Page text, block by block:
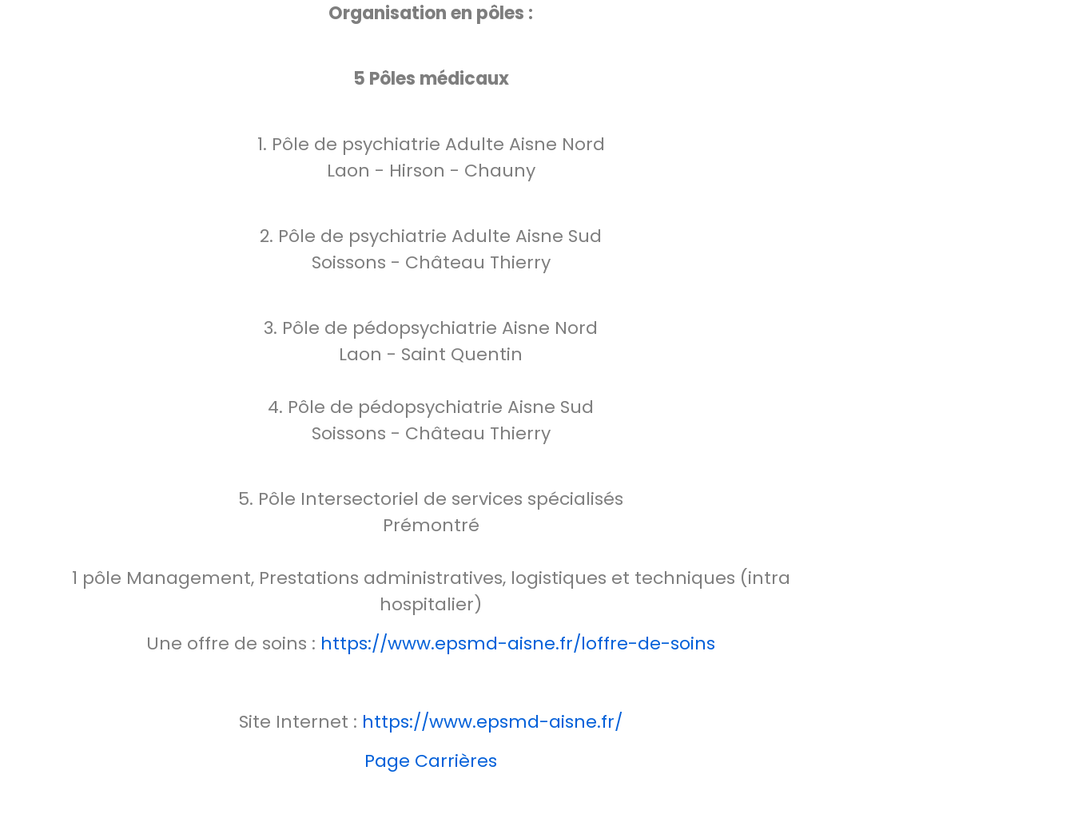
Organisation en pôles :
5 Pôles médicaux
1. Pôle de psychiatrie Adulte Aisne Nord
Laon - Hirson - Chauny
2. Pôle de psychiatrie Adulte Aisne Sud
Soissons - Château Thierry
3. Pôle de pédopsychiatrie Aisne Nord
Laon - Saint Quentin
4. Pôle de pédopsychiatrie Aisne Sud
Soissons - Château Thierry
5. Pôle Intersectoriel de services spécialisés
Prémontré
1 pôle Management, Prestations administratives, logistiques et techniques (intra
hospitalier)
Une offre de soins : https://www.epsmd-aisne.fr/loffre-de-soins
Site Internet : https://www.epsmd-aisne.fr/
Page Carrières